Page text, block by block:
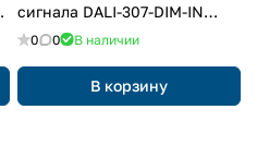
сигнала DALI-307-DIM-IN
(DALI-BUS, RF, PUSH) (IARL,
0 0 В наличии
В корзину